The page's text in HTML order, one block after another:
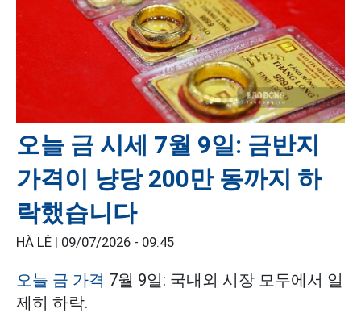
오늘 금 시세 7월 9일: 금반지
가격이 냥당 200만 동까지 하
락했습니다
HÀ LÊ | 09/07/2026 - 09:45
오늘 금 가격 7월 9일: 국내외 시장 모두에서 일
제히 하락.